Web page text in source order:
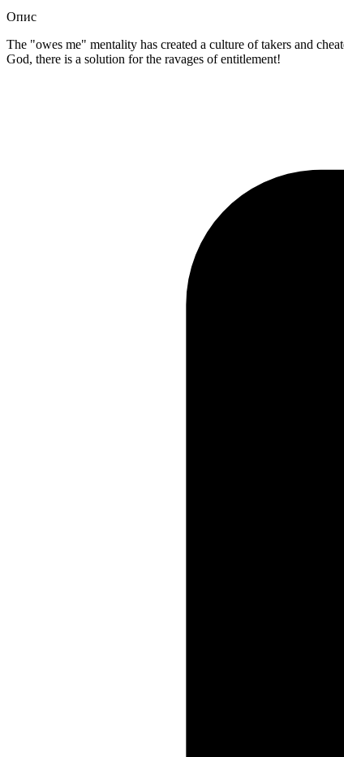
Опис
The "owes me" mentality has created a culture of takers and
God, there is a solution for the ravages of entitlement!